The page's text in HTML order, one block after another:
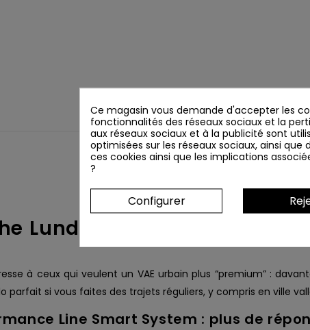
Lundi 27.3 : le vélo
à ceux qui veulent un VAE urbain plus “premium” :
parfait si vous faites des trajets réguliers, y compris en ville
Line Smart System : plus de
Ce magasin vous demande d'accepter les
fonctionnalités des réseaux sociaux et la
aux réseaux sociaux et à la publicité sont
optimisées sur les réseaux sociaux, ainsi
ces cookies ainsi que les implications
?
Configurer